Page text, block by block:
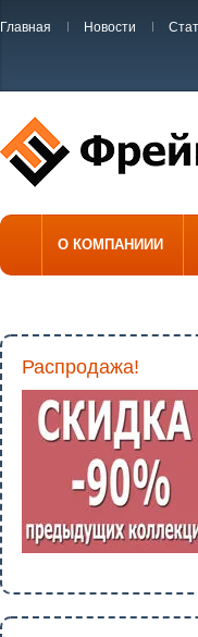
Главная Новости
О КОМПАНИИИ
Распродажа!